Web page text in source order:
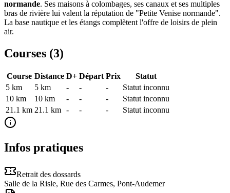
normande. Ses maisons à colombages, ses canaux et ses multiples
bras de rivière lui valent la réputation de "Petite Venise normande".
La base nautique et les étangs complètent l'offre de loisirs de plein
air.
Courses (3)
Course Distance D+ Départ Prix
Statut
5 km
5 km - - -
Statut inconnu
10 km
10 km - - -
Statut inconnu
21.1 km 21.1 km - - - Statut inconnu
Infos pratiques
Retrait des dossards
Salle de la Risle, Rue des Carmes, Pont-Audemer